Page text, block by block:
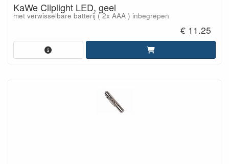
KaWe Cliplight LED, geel
met verwisselbare batterij ( 2x AAA ) inbegrepen
€ 11.25